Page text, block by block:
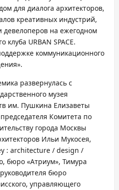
для диалога архитекторов,
креативных индустрий,
девелоперов на ежегодном
клуба URBAN SPACE.
коммуникационного
развернулась с
музея
им. Пушкина Елизаветы
Комитета по
города Москвы
Ильи Мукосея,
: architecture / design /
бюро «Атриум», Тимура
бюро
управляющего